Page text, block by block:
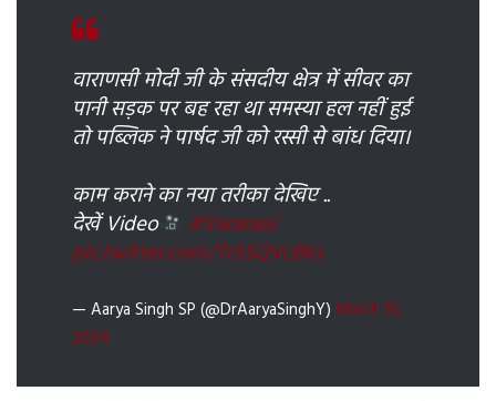
वाराणसी मोदी जी के संसदीय क्षेत्र में सीवर का
पानी सड़क पर बह रहा था समस्या हल नहीं हुई
तो पब्लिक ने पार्षद जी को रस्सी से बांध दिया।
काम कराने का नया तरीका देखिए ..
देखें Video
#Varanasi
pic.twitter.com/Tr5SQVcBks
— Aarya Singh SP (@DrAaryaSinghY) March 10,
2024